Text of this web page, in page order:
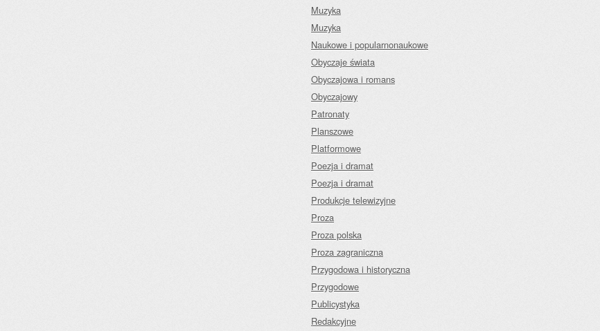
Muzyka
Muzyka
Naukowe i popularnonaukowe
Obyczaje świata
Obyczajowa i romans
Obyczajowy
Patronaty
Planszowe
Platformowe
Poezja i dramat
Poezja i dramat
Produkcje telewizyjne
Proza
Proza polska
Proza zagraniczna
Przygodowa i historyczna
Przygodowe
Publicystyka
Redakcyjne